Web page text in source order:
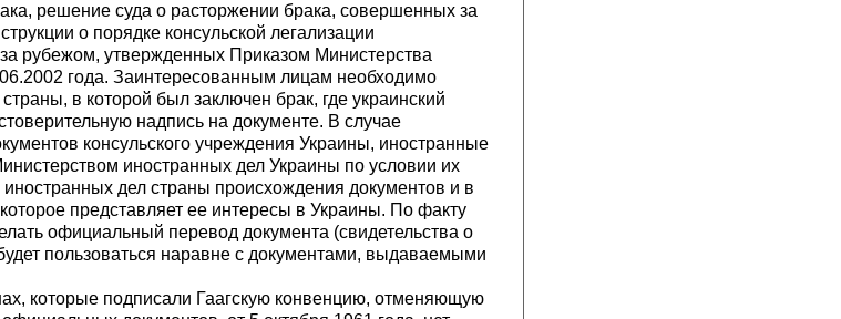
решение суда о расторжении брака, совершенных за
о порядке консульской легализации
рубежом, утвержденных Приказом Министерства
года. Заинтересованным лицам необходимо
в которой был заключен брак, где украинский
надпись на документе. В случае
консульского учреждения Украины, иностранные
иностранных дел Украины по условии их
дел страны происхождения документов и в
представляет ее интересы в Украины. По факту
официальный перевод документа (свидетельства о
пользоваться наравне с документами, выдаваемыми
которые подписали Гаагскую конвенцию, отменяющую